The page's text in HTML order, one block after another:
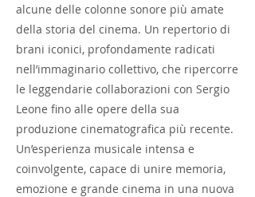
alcune delle colonne sonore più amate
della storia del cinema. Un repertorio di
brani iconici, profondamente radicati
nell’immaginario collettivo, che ripercorre
le leggendarie collaborazioni con Sergio
Leone fino alle opere della sua
produzione cinematografica più recente.
Un’esperienza musicale intensa e
coinvolgente, capace di unire memoria,
emozione e grande cinema in una nuova